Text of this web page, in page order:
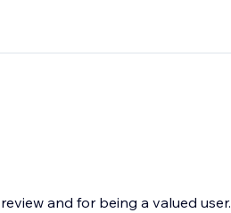
and for being a valued user.